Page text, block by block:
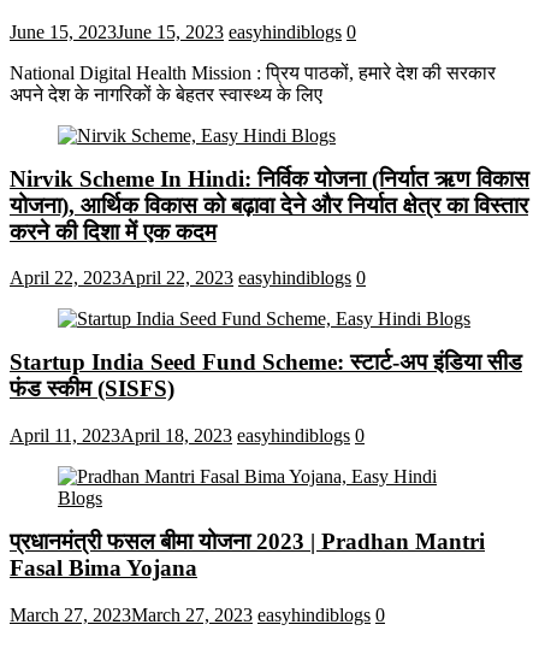
June 15, 2023June 15, 2023 easyhindiblogs 0
National Digital Health Mission : प्रिय पाठकों, हमारे देश की सरकार
अपने देश के नागरिकों के बेहतर स्वास्थ्य के लिए
Nirvik Scheme In Hindi: निर्विक योजना (निर्यात ऋण विकास
योजना), आर्थिक विकास को बढ़ावा देने और निर्यात क्षेत्र का विस्तार
करने की दिशा में एक कदम
April 22, 2023April 22, 2023 easyhindiblogs 0
Startup India Seed Fund Scheme: स्टार्ट-अप इंडिया सीड
फंड स्कीम (SISFS)
April 11, 2023April 18, 2023 easyhindiblogs 0
प्रधानमंत्री फसल बीमा योजना 2023 | Pradhan Mantri
Fasal Bima Yojana
March 27, 2023March 27, 2023 easyhindiblogs 0